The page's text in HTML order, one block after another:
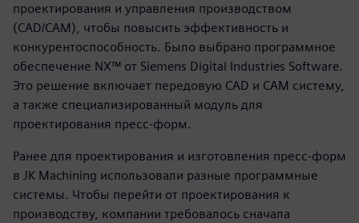
проектирования и управления производством
(CAD/CAM), чтобы повысить эффективность и
конкурентоспособность. Было выбрано программное
обеспечение NX™ от Siemens Digital Industries Software.
Это решение включает передовую CAD и CAM систему,
а также специализированный модуль для
проектирования пресс-форм.
Ранее для проектирования и изготовления пресс-форм
в JK Machining использовали разные программные
системы. Чтобы перейти от проектирования к
производству, компании требовалось сначала